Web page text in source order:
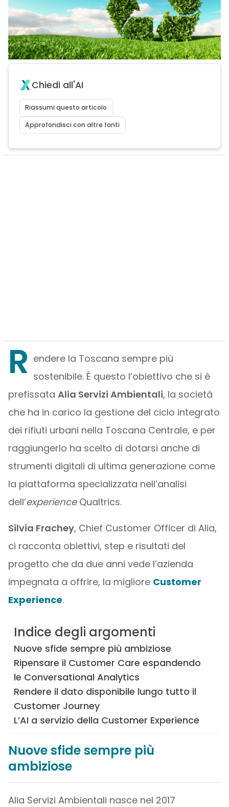
Chiedi all'AI
Riassumi questo articolo
Approfondisci con altre fonti
R endere la Toscana sempre più
sostenibile. È questo l’obiettivo che si è
prefissata Alia Servizi Ambientali, la società
che ha in carico la gestione del ciclo integrato
dei rifiuti urbani nella Toscana Centrale, e per
raggiungerlo ha scelto di dotarsi anche di
strumenti digitali di ultima generazione come
la piattaforma specializzata nell’analisi
dell’experienceQualtrics.
Silvia Frachey, Chief Customer Officer di Alia,
ci racconta obiettivi, step e risultati del
progetto che da due anni vede l’azienda
impegnata a offrire, la migliore Customer
Experience.
Indice degli argomenti
Nuove sfide sempre più ambiziose
Ripensare il Customer Care espandendo
le Conversational Analytics
Rendere il dato disponibile lungo tutto il
Customer Journey
L’AI a servizio della Customer Experience
Nuove sfide sempre più
ambiziose
Alia Servizi Ambientali nasce nel 2017